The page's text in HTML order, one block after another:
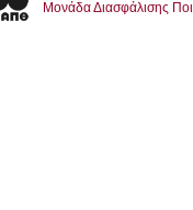
Μονάδα Διασφάλισης